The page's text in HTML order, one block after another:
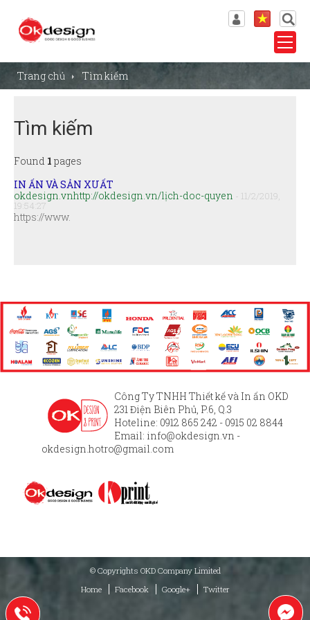
Đăng nhập
Wishlist
VN
EN
Trang chủ Tìm kiếm
Tìm kiếm
Found 1 pages
IN ẤN VÀ SẢN XUẤT
okdesign.vnhttp://okdesign.vn/lịch-doc-quyen - 11/2/2019,
19:54:27
https://www.
Công Ty TNHH Thiết kế và In ấn OKD
231 Điện Biên Phủ, P.6, Q.3
Hoteline: 0912 865 242 - 0915 02 8844
Email: info@okdesign.vn -
okdesign.hotro@gmail.com
© Copyrights OKD Company Limited
Home
Facebook Google+ Twitter
+84912865242